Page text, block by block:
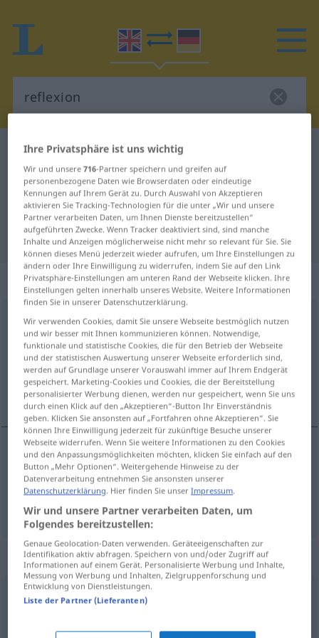
Englisch-Deutsch Wörterbuch
Englisch-Deutsch Übersetzung für
"reflexion"
"reflexion" Deutsch Übersetzung
„reflexion“
reflexion,reflexional
Übersicht aller Übersetzungen
(Für mehr Details die Übersetzung anklicken/antippen)
Reflexions…
Reflexions… reflexionreflectional
reflection
Synonyme für "reflexion"
reflection
Ihre Privatsphäre ist uns wichtig
Wir und unsere716-Partner speichern und greifen auf
personenbezogene Daten wie Browserdaten oder eindeutige
Kennungen auf Ihrem Gerät zu. Durch Auswahl von Akzeptieren
aktivieren Sie Tracking-Technologien für die unter „Wir und unsere
Partner verarbeiten Daten, um Ihnen Dienste bereitzustellen“
aufgeführten Zwecke. Wenn Tracker deaktiviert sind, sind manche
Inhalte und Anzeigen möglicherweise nicht mehr so relevant für Sie. Sie
können dieses Menü jederzeit wieder aufrufen, um Ihre Einstellungen zu
ändern oder Ihre Einwilligung zu widerrufen, indem Sie auf den Link
Privatsphäre-Einstellungen am unteren Rand der Webseite klicken. Ihre
Einstellungen gelten innerhalb unseres Website. Weitere Informationen
finden Sie in unserer Datenschutzerklärung.
Wir verwenden Cookies, damit Sie unsere Webseite bestmöglich nutzen
und wir besser mit Ihnen kommunizieren können. Notwendige,
funktionale und statistische Cookies, die für den Betrieb der Webseite
und der statistischen Auswertung unserer Webseite erforderlich sind,
werden auf Grundlage unserer Vorauswahl immer auf Ihrem Endgerät
gespeichert. Marketing-Cookies und Cookies, die der Bereitstellung
personalisierter Werbung dienen, werden nur gespeichert, wenn Sie uns
durch einen Klick auf den „Akzeptieren“-Button Ihr Einverständnis
geben. Klicken Sie ansonsten auf „Fortfahren ohne Akzeptieren“. Sie
können Ihre Einwilligung jederzeit für zukünftige Besuche unserer
Webseite widerrufen. Wenn Sie weitere Informationen zu den Cookies
und den Anpassungsmöglichkeiten möchten, klicken Sie einfach auf den
Button „Mehr Optionen“. Weitergehende Hinweise zu der
Datenverarbeitung entnehmen Sie ansonsten unserer
Datenschutzerklärung. Hier finden Sie unserImpressum.
Wir und unsere Partner verarbeiten Daten, um
Folgendes bereitzustellen:
Genaue Geolocation-Daten verwenden. Geräteeigenschaften zur
Identifikation aktiv abfragen. Speichern von und/oder Zugriff auf
Informationen auf einem Gerät. Personalisierte Werbung und Inhalte,
Messung von Werbung und Inhalten, Zielgruppenforschung und
Entwicklung von Dienstleistungen.
Liste der Partner (Lieferanten)